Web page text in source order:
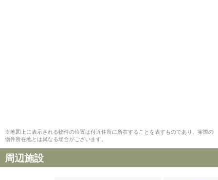
※地図上に表示される物件の位置は付近住所に所在することを表すものであり、実際の
物件所在地とは異なる場合がございます。
周辺施設